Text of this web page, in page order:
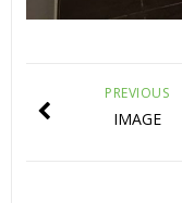
PREVIOUS
IMAGE